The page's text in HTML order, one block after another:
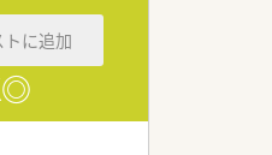
に追加